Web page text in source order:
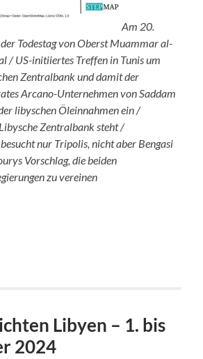
Am 20.
Todestag von Oberst Muammar al-
/ US-initiiertes Treffen in Tunis um
Zentralbank und damit der
Arcano-Unternehmen von Saddam
libyschen Öleinnahmen ein /
Zentralbank steht /
nur Tripolis, nicht aber Bengasi
Vorschlag, die beiden
zu vereinen
Libyen – 1. bis
2024